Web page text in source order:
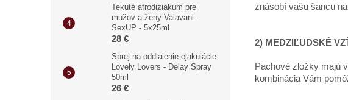
Tekuté afrodiziakum pre
mužov a ženy Valavani -
SexUP - 5x25ml
28 €
Sprej na oddialenie ejakulácie
Lovely Lovers - Delay Spray
50ml
26 €
znásobí vašu šancu
2) MEDZIĽUDSKÉ
Pachové zložky majú
kombinácia Vám